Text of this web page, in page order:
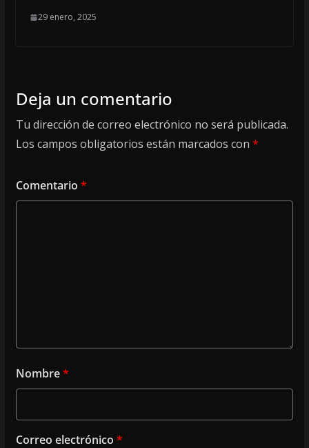
29 enero, 2025
Deja un comentario
Tu dirección de correo electrónico no será publicada.
Los campos obligatorios están marcados con *
Comentario *
Nombre*
Correo electrónico *